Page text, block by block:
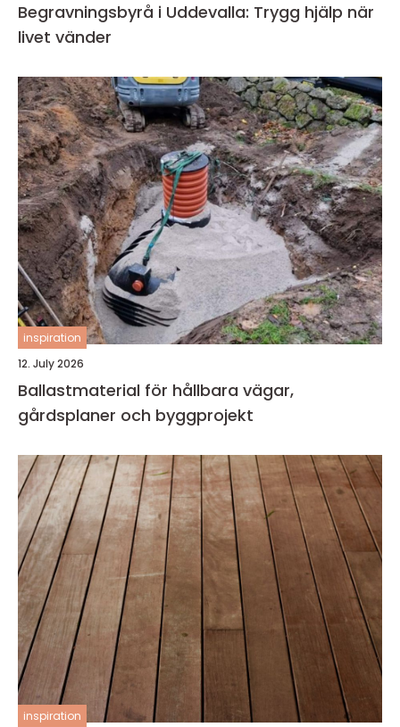
Begravningsbyrå i Uddevalla: Trygg hjälp när
livet vänder
inspiration
12. July 2026
Ballastmaterial för hållbara vägar,
gårdsplaner och byggprojekt
inspiration